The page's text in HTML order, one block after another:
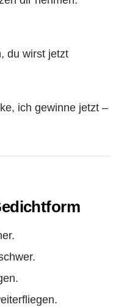
du wirst jetzt
ich gewinne jetzt –